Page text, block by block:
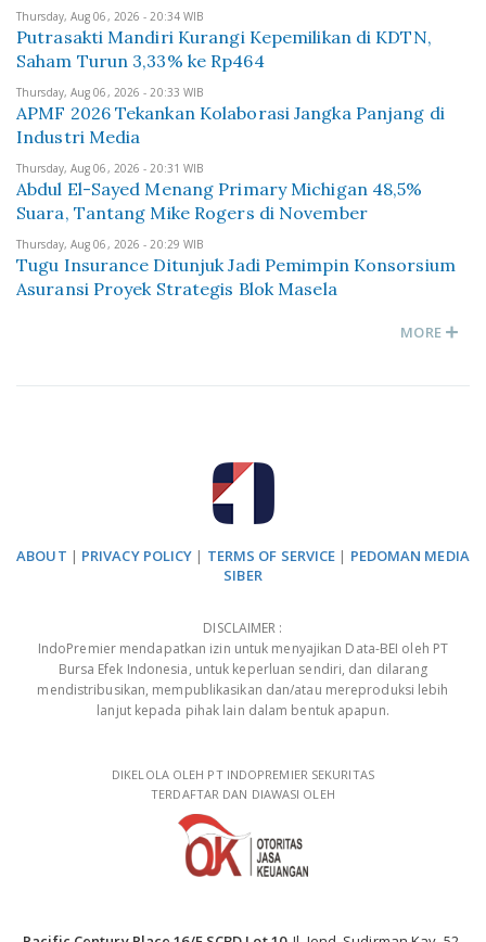
Thursday, Aug 06, 2026 - 20:34 WIB
Putrasakti Mandiri Kurangi Kepemilikan di KDTN,
Saham Turun 3,33% ke Rp464
Thursday, Aug 06, 2026 - 20:33 WIB
APMF 2026 Tekankan Kolaborasi Jangka Panjang di
Industri Media
Thursday, Aug 06, 2026 - 20:31 WIB
Abdul El-Sayed Menang Primary Michigan 48,5%
Suara, Tantang Mike Rogers di November
Thursday, Aug 06, 2026 - 20:29 WIB
Tugu Insurance Ditunjuk Jadi Pemimpin Konsorsium
Asuransi Proyek Strategis Blok Masela
MORE
ABOUT | PRIVACY POLICY | TERMS OF SERVICE | PEDOMAN MEDIA
SIBER
DISCLAIMER :
IndoPremier mendapatkan izin untuk menyajikan Data-BEI oleh PT
Bursa Efek Indonesia, untuk keperluan sendiri, dan dilarang
mendistribusikan, mempublikasikan dan/atau mereproduksi lebih
lanjut kepada pihak lain dalam bentuk apapun.
DIKELOLA OLEH PT INDOPREMIER SEKURITAS
TERDAFTAR DAN DIAWASI OLEH